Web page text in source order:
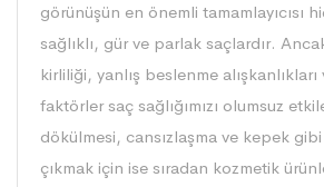
görünüşün en önemli tamamlayıcısı
sağlıklı, gür ve parlak saçlardır.
kirliliği, yanlış beslenme
faktörler saç sağlığımızı olumsuz
dökülmesi, cansızlaşma ve kepek
çıkmak için ise sıradan kozmetik